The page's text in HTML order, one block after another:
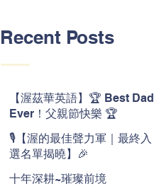
Recent Posts
【渥茲華英語】🏆 Best Dad
Ever！父親節快樂 🏆
🎙️【渥的最佳聲力軍｜最終入
選名單揭曉】🎉
十年深耕~璀璨前境